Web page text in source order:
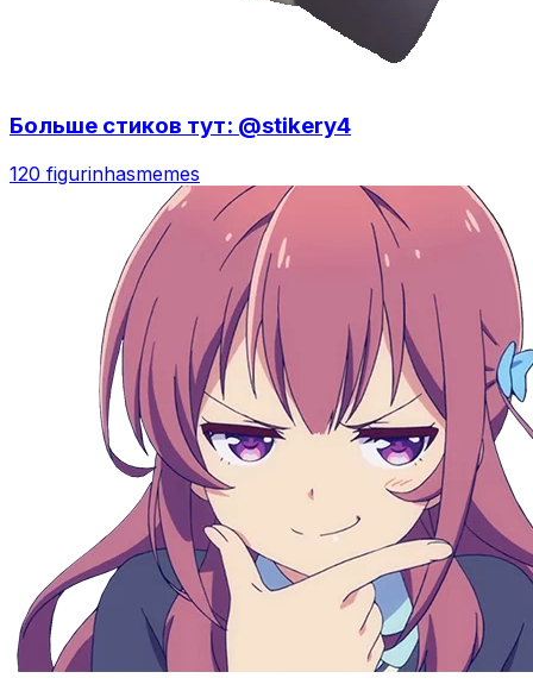
Больше стиков тут: @stikery4
120 figurinhasmemes